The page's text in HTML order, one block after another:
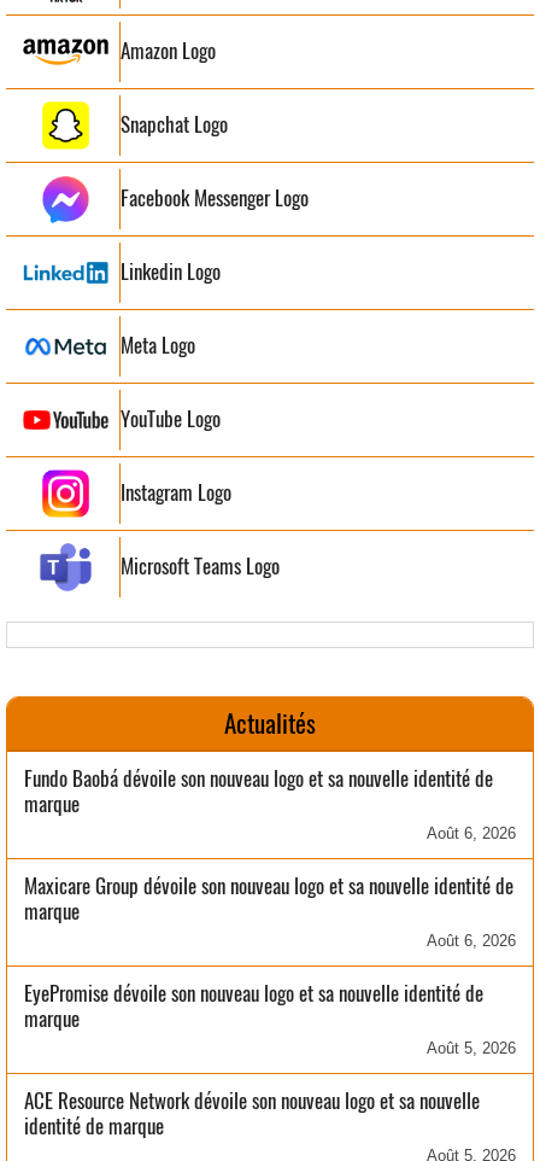
Amazon Logo
Snapchat Logo
Facebook Messenger Logo
Linkedin Logo
Meta Logo
YouTube Logo
Instagram Logo
Microsoft Teams Logo
Actualités
Fundo Baobá dévoile son nouveau logo et sa nouvelle identité de
marque
Août 6, 2026
Maxicare Group dévoile son nouveau logo et sa nouvelle identité de
marque
Août 6, 2026
EyePromise dévoile son nouveau logo et sa nouvelle identité de
marque
Août 5, 2026
ACE Resource Network dévoile son nouveau logo et sa nouvelle
identité de marque
Août 5, 2026